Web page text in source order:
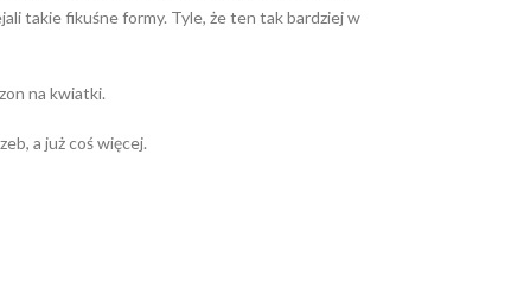
takie fikuśne formy. Tyle, że ten tak bardziej w
na kwiatki.
a już coś więcej.